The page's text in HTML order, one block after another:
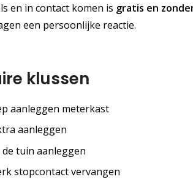
en in contact komen is gratis en
een persoonlijke reactie.
klussen
aanleggen meterkast
aanleggen
tuin aanleggen
stopcontact vervangen